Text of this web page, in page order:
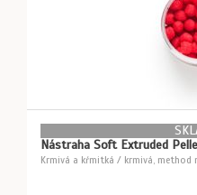
Nástraha Soft Extruded
Krmivá a kŕmitká / krmivá, method